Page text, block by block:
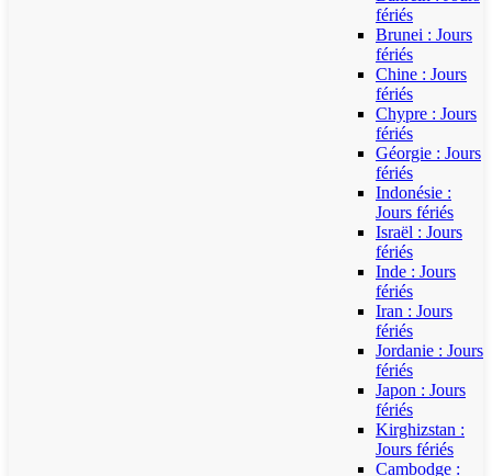
fériés
Brunei : Jours
fériés
Chine : Jours
fériés
Chypre : Jours
fériés
Géorgie : Jours
fériés
Indonésie :
Jours fériés
Israël : Jours
fériés
Inde : Jours
fériés
Iran : Jours
fériés
Jordanie : Jours
fériés
Japon : Jours
fériés
Kirghizstan :
Jours fériés
Cambodge :